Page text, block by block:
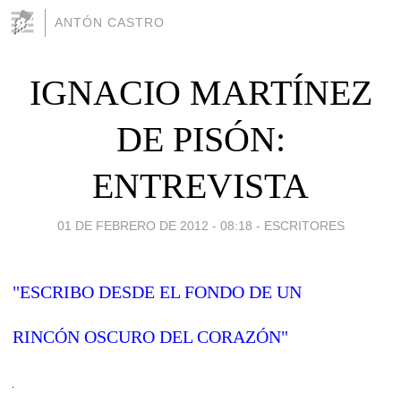
ANTÓN CASTRO
IGNACIO MARTÍNEZ
DE PISÓN:
ENTREVISTA
01 DE FEBRERO DE 2012 - 08:18 - ESCRITORES
"ESCRIBO DESDE EL FONDO DE UN
RINCÓN OSCURO DEL CORAZÓN"